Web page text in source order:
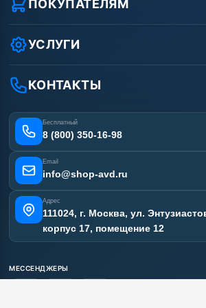
Защита данных клиента
Условия соглашения
Вакансии
Статьи
ПОКУПАТЕЛЯМ
Как заказать?
Оплата
Доставка
Лизинг
Получить скидку
УСЛУГИ
Услуги
Аренда АВД
Ремонт АВД
Сертификаты
Наши работы
Карта сайта
КОНТАКТЫ
Бесплатный
8 (800) 350-16-98
Email
info@shop-avd.ru
Адрес
111024, г. Москва, ул.
корпус 17, помещение 12
МЕССЕНДЖЕРЫ